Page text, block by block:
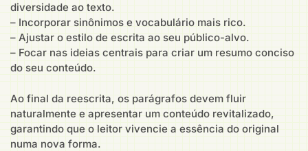
diversidade ao texto.
– Incorporar sinônimos e vocabulário mais rico.
– Ajustar o estilo de escrita ao seu público-alvo.
– Focar nas ideias centrais para criar um resumo conciso
do seu conteúdo.
Ao final da reescrita, os parágrafos devem fluir
naturalmente e apresentar um conteúdo revitalizado,
garantindo que o leitor vivencie a essência do original
numa nova forma.